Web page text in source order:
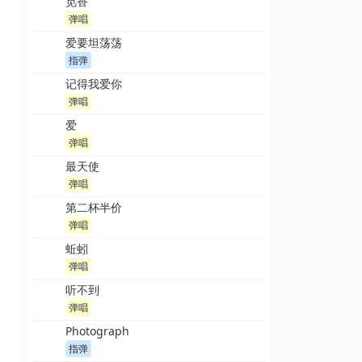
弹唱
爱要坦荡荡
指弹
记得我爱你
弹唱
爱
弹唱
最天使
弹唱
第二杯半价
弹唱
蚯蚓
弹唱
听不到
弹唱
Photograph
指弹